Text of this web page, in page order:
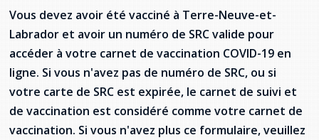
Stacy Smith
Nancy Dillon
Clare Halleran
Joseph Kayumba
Vous devez avoir été vacciné à Terre-Neuve-et-
Labrador et avoir un numéro de SRC valide pour
accéder à votre carnet de vaccination COVID-19 en
ligne. Si vous n'avez pas de numéro de SRC, ou si
votre carte de SRC est expirée, le carnet de suivi et
de vaccination est considéré comme votre carnet de
vaccination. Si vous n'avez plus ce formulaire, veuillez